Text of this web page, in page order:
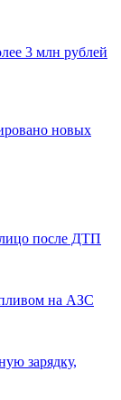
3 млн рублей
новых
после ДТП
на АЗС
зарядку,